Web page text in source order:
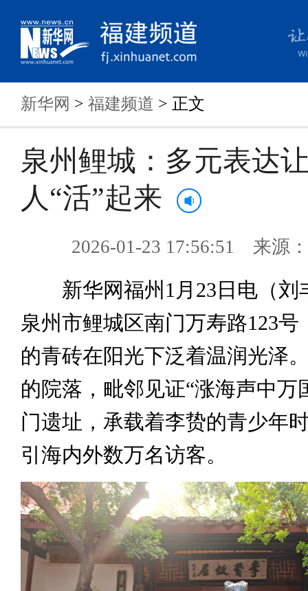
新华网 > 福建频道 > 正文
泉州鲤城：多元表达
人“活”起来
2026-01-23 17:56:51 来源
新华网福州1月23日电（刘
泉州市鲤城区南门万寿路123号
的青砖在阳光下泛着温润光泽
的院落，毗邻见证“涨海声中万
门遗址，承载着李贽的青少年
引海内外数万名访客。